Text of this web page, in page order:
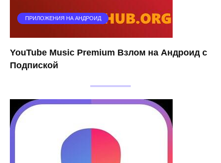
ПРИЛОЖЕНИЯ НА АНДРОИД
YouTube Music Premium Взлом на Андроид с
Подпиской